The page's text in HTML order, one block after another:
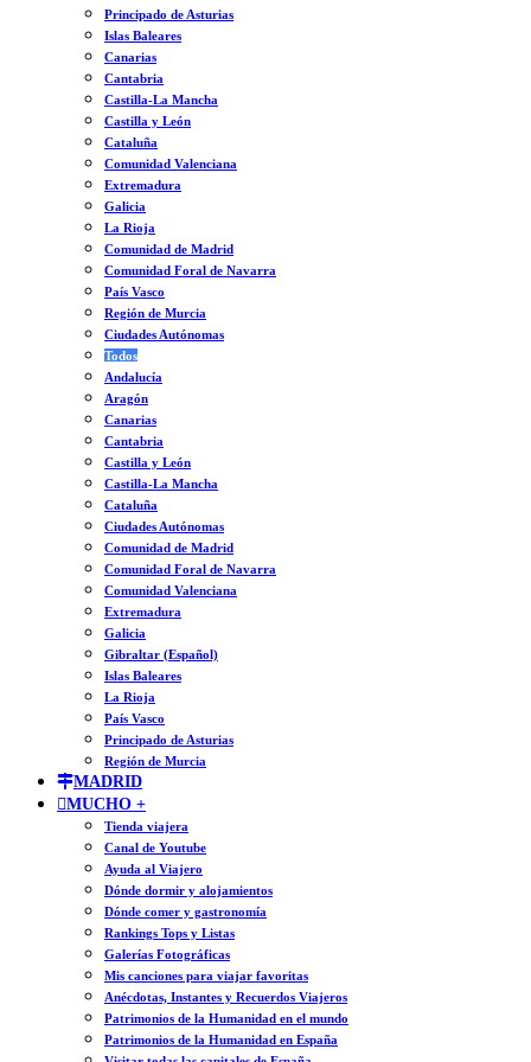
Principado de Asturias
Islas Baleares
Canarias
Cantabria
Castilla-La Mancha
Castilla y León
Cataluña
Comunidad Valenciana
Extremadura
Galicia
La Rioja
Comunidad de Madrid
Comunidad Foral de Navarra
País Vasco
Región de Murcia
Ciudades Autónomas
Todos
Andalucía
Aragón
Canarias
Cantabria
Castilla y León
Castilla-La Mancha
Cataluña
Ciudades Autónomas
Comunidad de Madrid
Comunidad Foral de Navarra
Comunidad Valenciana
Extremadura
Galicia
Gibraltar (Español)
Islas Baleares
La Rioja
País Vasco
Principado de Asturias
Región de Murcia
MADRID
MUCHO +
Tienda viajera
Canal de Youtube
Ayuda al Viajero
Dónde dormir y alojamientos
Dónde comer y gastronomía
Rankings Tops y Listas
Galerías Fotográficas
Mis canciones para viajar favoritas
Anécdotas, Instantes y Recuerdos Viajeros
Patrimonios de la Humanidad en el mundo
Patrimonios de la Humanidad en España